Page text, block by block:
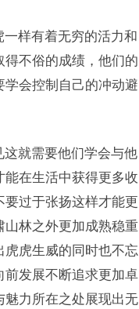
样有着无穷的活力和
不俗的成绩，他们的
会控制自己的冲动避
就需要他们学会与他
能在生活中获得更多收
过于张扬这样才能更
山林之外更加成熟稳重
虎生威的同时也不忘
前发展不断追求更加卓
魅力所在之处展现出无